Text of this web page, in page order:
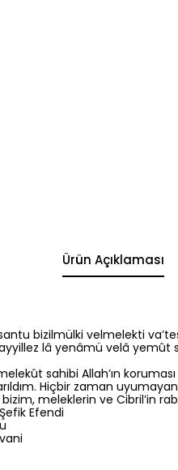
Ürün Açıklaması
bizilmülki velmelekti
lâ yenâmü velâ yemût
sahibi Allah’ın
Hiçbir zaman
meleklerin ve Cibril’in
Efendi